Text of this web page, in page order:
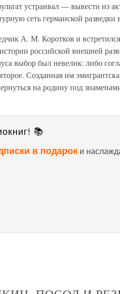
устраивал — вывести из
сеть германской
А. М. Коротков и
российской внешней
выбор был невелик: либо
Созданная им
на родину под
📚
в подарок и